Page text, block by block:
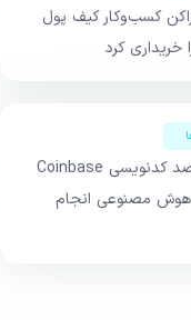
کسب‌وکار کیف پول
بیش از ۹۵ درصد کدنویسی Coinbase
هوش مصنوعی انجام